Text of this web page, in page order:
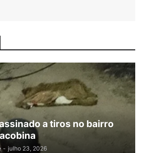
a tiros no bairro
- julho 23, 2026